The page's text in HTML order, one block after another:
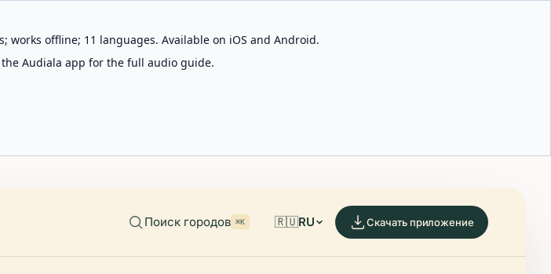
works offline; 11 languages. Available on iOS and Android.
Audiala app for the full audio guide.
Поиск городов ⌘K 🇷🇺RU Скачать приложение